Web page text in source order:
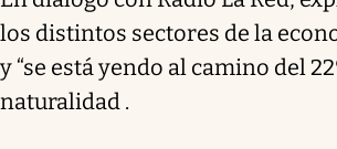
los distintos sectores de la
y “se está yendo al camino del
naturalidad .